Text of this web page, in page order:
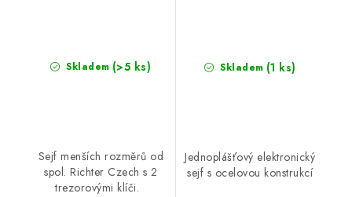
Skladem (>5 ks)
Sejf menších rozměrů od
spol. Richter Czech s 2
trezorovými klíči.
Skladem (1 ks)
Jednoplášťový elektronický
sejf s ocelovou konstrukcí